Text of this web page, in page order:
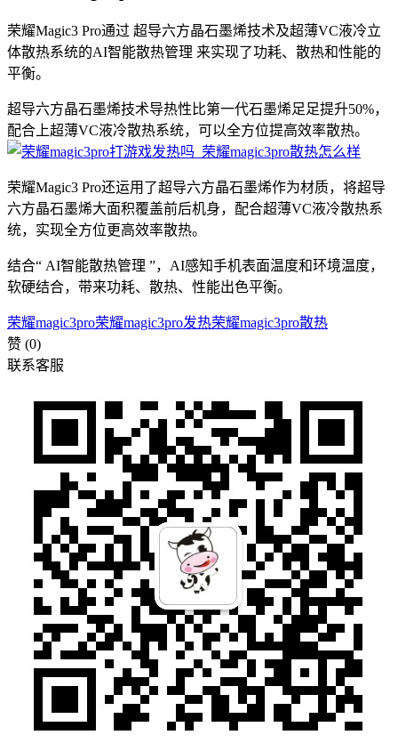
荣耀Magic3 Pro通过 超导六方晶石墨烯技术及超薄VC液冷立
体散热系统的AI智能散热管理 来实现了功耗、散热和性能的
平衡。
超导六方晶石墨烯技术导热性比第一代石墨烯足足提升50%，
配合上超薄VC液冷散热系统，可以全方位提高效率散热。
荣耀Magic3 Pro还运用了超导六方晶石墨烯作为材质，将超导
六方晶石墨烯大面积覆盖前后机身，配合超薄VC液冷散热系
统，实现全方位更高效率散热。
结合“ AI智能散热管理 ”，AI感知手机表面温度和环境温度，
软硬结合，带来功耗、散热、性能出色平衡。
荣耀magic3pro荣耀magic3pro发热荣耀magic3pro散热
赞 (0)
联系客服